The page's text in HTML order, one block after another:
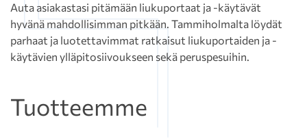
Auta asiakastasi pitämään liukuportaat ja -käytävät
hyvänä mahdollisimman pitkään. Tammiholmalta löydät
parhaat ja luotettavimmat ratkaisut liukuportaiden ja -
käytävien ylläpitosiivoukseen sekä peruspesuihin.
Tuotteemme